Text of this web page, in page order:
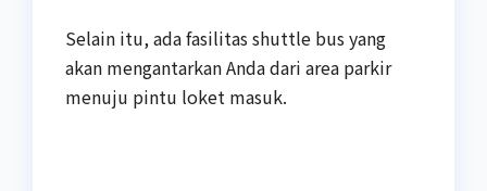
Selain itu, ada fasilitas shuttle bus yang
akan mengantarkan Anda dari area parkir
menuju pintu loket masuk.